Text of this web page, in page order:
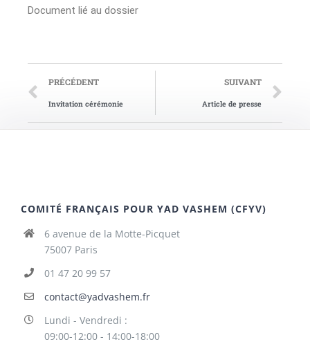
Document lié au dossier
PRÉCÉDENT
Invitation cérémonie
SUIVANT
Article de presse
COMITÉ FRANÇAIS POUR YAD VASHEM (CFYV)
6 avenue de la Motte-Picquet
75007 Paris
01 47 20 99 57
contact@yadvashem.fr
Lundi - Vendredi :
09:00-12:00 - 14:00-18:00